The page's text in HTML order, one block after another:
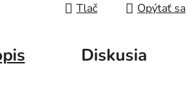
Tlač Opýtať sa
Diskusia